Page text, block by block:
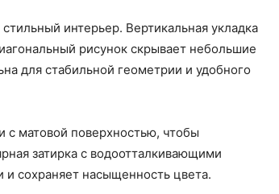
интерьер. Вертикальная укладка
рисунок скрывает небольшие
для стабильной геометрии и удобного
с матовой поверхностью, чтобы
затирка с водоотталкивающими
сохраняет насыщенность цвета.